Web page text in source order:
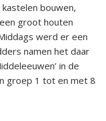
bouwen,
groot houten
werd er een
namen het daar
in de
groep 1 tot en met 8